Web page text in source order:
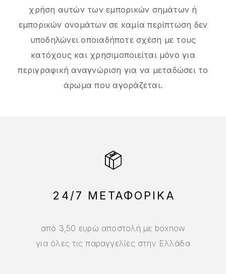
χρήση αυτών των εμπορικών σημάτων ή
εμπορικών ονομάτων σε καμία περίπτωση δεν
υποδηλώνει οποιαδήποτε σχέση με τους
κατόχους και χρησιμοποιείται μόνο για
περιγραφική αναγνώριση για να μεταδώσει το
άρωμα που αγοράζεται.
24/7 ΜΕΤΑΦΟΡΙΚΑ
από 3,50 ευρώ αποστολή με boxnow
για όλες τις παραγγελίες στην Ελλάδα